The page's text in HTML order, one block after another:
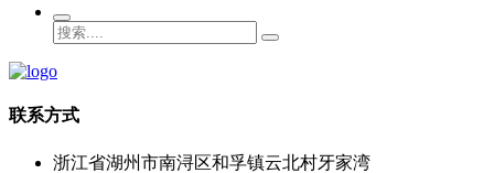
联系方式
浙江省湖州市南浔区和孚镇云北村牙家湾